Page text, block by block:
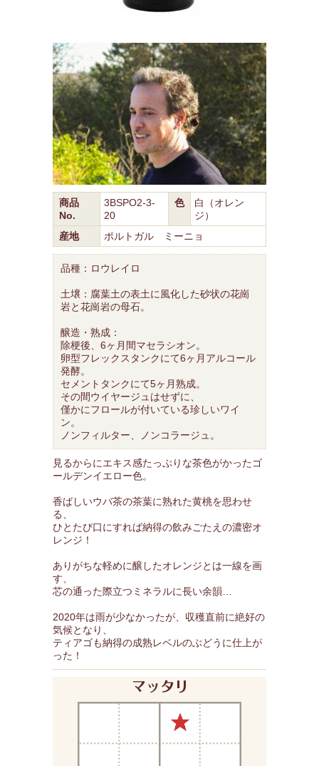
商品
No.
3BSPO2-3-
20
色
白（オレン
ジ）
産地
ポルトガル ミーニョ
品種：ロウレイロ
土壌：腐葉土の表土に風化した砂状の花崗
岩と花崗岩の母石。
醸造・熟成：
除梗後、6ヶ月間マセラシオン。
卵型フレックスタンクにて6ヶ月アルコール
発酵。
セメントタンクにて5ヶ月熟成。
その間ウイヤージュはせずに、
僅かにフロールが付いている珍しいワイ
ン。
ノンフィルター、ノンコラージュ。
見るからにエキス感たっぷりな茶色がかったゴ
ールデンイエロー色。
香ばしいウバ茶の茶葉に熟れた黄桃を思わせ
る、
ひとたび口にすれば納得の飲みごたえの濃密オ
レンジ！
ありがちな軽めに醸したオレンジとは一線を画
す、
芯の通った際立つミネラルに長い余韻…
2020年は雨が少なかったが、収穫直前に絶好の
気候となり、
ティアゴも納得の成熟レベルのぶどうに仕上が
った！